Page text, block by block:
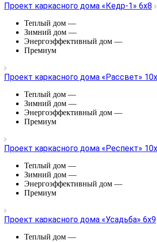
Проект каркасного дома «Кедр-1» 6х8
Теплый дом —
Зимний дом —
Энергоэффективный дом —
Премиум
Проект каркасного дома «Рассвет»
Теплый дом —
Зимний дом —
Энергоэффективный дом —
Премиум
Проект каркасного дома «Респект»
Теплый дом —
Зимний дом —
Энергоэффективный дом —
Премиум
Проект каркасного дома «Усадьба» 6х9
Теплый дом —